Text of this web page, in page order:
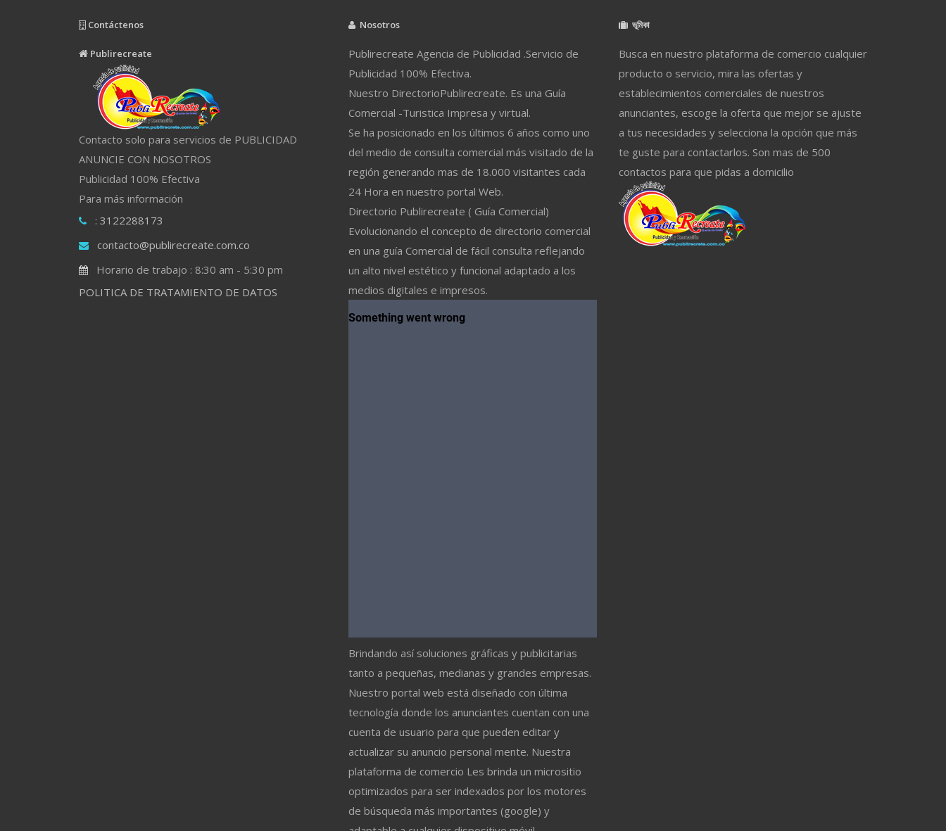
Contáctenos
Publirecreate
Contacto solo para servicios de PUBLICIDAD
ANUNCIE CON NOSOTROS
Publicidad 100% Efectiva
Para más información
: 3122288173
contacto@publirecreate.com.co
Horario de trabajo : 8:30 am - 5:30 pm
POLITICA DE TRATAMIENTO DE DATOS
Nosotros
Publirecreate Agencia de Publicidad .Servicio de
Publicidad 100% Efectiva.
Nuestro DirectorioPublirecreate. Es una Guía
Comercial -Turistica Impresa y virtual.
Se ha posicionado en los últimos 6 años como uno
del medio de consulta comercial más visitado de la
región generando mas de 18.000 visitantes cada
24 Hora en nuestro portal Web.
Directorio Publirecreate ( Guía Comercial)
Evolucionando el concepto de directorio comercial
en una guía Comercial de fácil consulta reflejando
un alto nivel estético y funcional adaptado a los
medios digitales e impresos.
Brindando así soluciones gráficas y publicitarias
tanto a pequeñas, medianas y grandes empresas.
Nuestro portal web está diseñado con última
tecnología donde los anunciantes cuentan con una
cuenta de usuario para que pueden editar y
actualizar su anuncio personal mente. Nuestra
plataforma de comercio Les brinda un micrositio
optimizados para ser indexados por los motores
de búsqueda más importantes (google) y
ভূমিকা
Busca en nuestro plataforma de comercio cualquier
producto o servicio, mira las ofertas y
establecimientos comerciales de nuestros
anunciantes, escoge la oferta que mejor se ajuste
a tus necesidades y selecciona la opción que más
te guste para contactarlos. Son mas de 500
contactos para que pidas a domicilio